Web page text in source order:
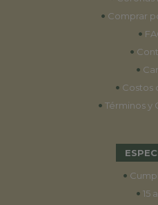
• Comprar
•
•
•
• Costos
• Términos y
•
• 15